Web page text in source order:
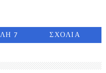
7
ΣΧΟΛΙΑ